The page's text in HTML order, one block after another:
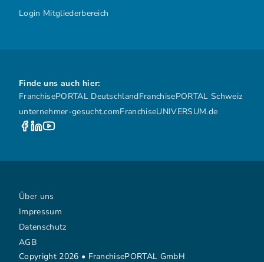
Login Mitgliederbereich
Finde uns auch hier:
FranchisePORTAL DeutschlandFranchisePORTAL Schweiz
unternehmer-gesucht.comFranchiseUNIVERSUM.de
Copyright 2026 • FranchisePORTAL GmbH
Über uns
Impressum
Datenschutz
AGB